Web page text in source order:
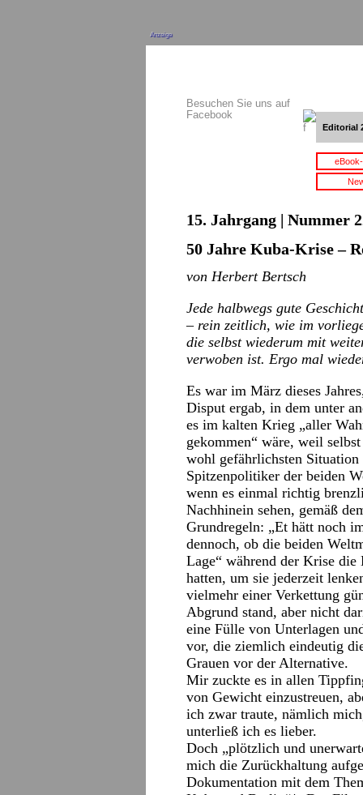
Anzeige
Besuchen Sie uns auf
Facebook
Editorial
15. Jahrgang | Nummer
50 Jahre Kuba-Krise –
von Herbert Bertsch
Jede halbwegs gute
– rein zeitlich, wie im
die selbst wiederum mit
verwoben ist. Ergo mal
Es war im März dieses
Disput ergab, in dem unter
es im kalten Krieg „aller
gekommen“ wäre, weil
wohl gefährlichsten
Spitzenpolitiker der beiden
wenn es einmal richtig
Nachhinein sehen, gemäß
Grundregeln: „Et hätt noch
dennoch, ob die beiden
Lage“ während der Krise
hatten, um sie jederzeit
vielmehr einer Verkettung
Abgrund stand, aber nicht
eine Fülle von Unterlagen
vor, die ziemlich eindeutig
Grauen vor der Alternative.
Mir zuckte es in allen
von Gewicht einzustreuen,
ich zwar traute, nämlich
unterließ ich es lieber.
Doch „plötzlich und
mich die Zurückhaltung
Dokumentation mit dem